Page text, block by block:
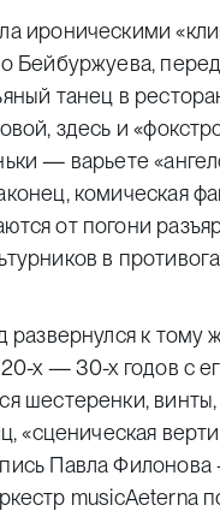
ироническими
Бейбуржуева,
танец в
здесь и
— варьете
комическая
от погони
в
к тому
х — 30-х годов с
шестеренки,
«сценическая
Павла Филонова
musicAeterna